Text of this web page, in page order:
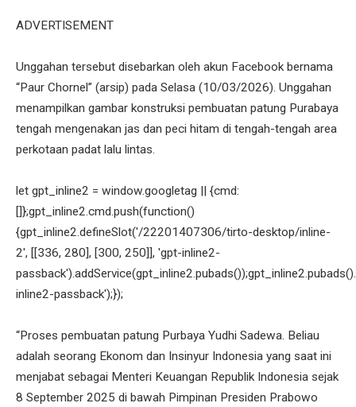
ADVERTISEMENT
Unggahan tersebut disebarkan oleh akun Facebook bernama
“Paur Chornel” (arsip) pada Selasa (10/03/2026). Unggahan
menampilkan gambar konstruksi pembuatan patung Purabaya
tengah mengenakan jas dan peci hitam di tengah-tengah area
perkotaan padat lalu lintas.
let gpt_inline2 = window.googletag || {cmd:
[]};gpt_inline2.cmd.push(function()
{gpt_inline2.defineSlot('/22201407306/tirto-desktop/inline-
2', [[336, 280], [300, 250]], 'gpt-inline2-
inline2-passback');});
“Proses pembuatan patung Purbaya Yudhi Sadewa. Beliau
adalah seorang Ekonom dan Insinyur Indonesia yang saat ini
menjabat sebagai Menteri Keuangan Republik Indonesia sejak
8 September 2025 di bawah Pimpinan Presiden Prabowo